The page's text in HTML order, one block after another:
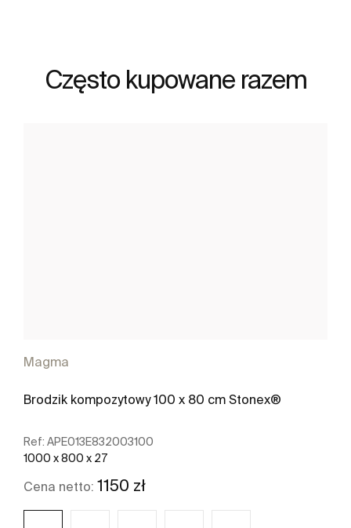
Często kupowane razem
Magma
Brodzik kompozytowy 100 x 80 cm Stonex®
Ref: APE013E832003100
1000 x 800 x 27
Cena netto: 1150 zł